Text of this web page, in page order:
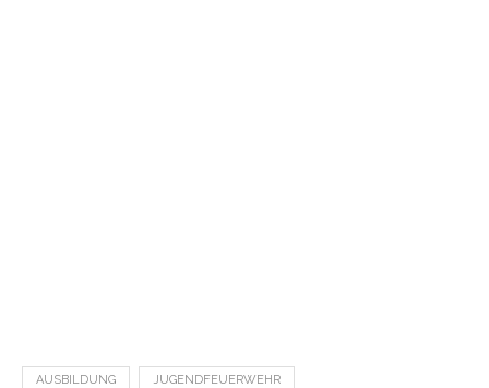
AUSBILDUNG JUGENDFEUERWEHR